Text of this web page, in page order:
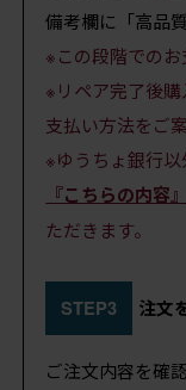
備考欄に「高品
※この段階でのお
※リペア完了後
支払い方法をご
※ゆうちょ銀行以
『こちらの内容』
ただきます。
STEP3 注文
ご注文内容を確